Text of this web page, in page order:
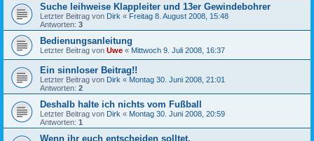
Suche leihweise Klappleiter und 13er Gewindebohrer
Letzter Beitrag von Dirk « Freitag 8. August 2008, 15:48
Antworten: 3
Bedienungsanleitung
Letzter Beitrag von Uwe « Mittwoch 9. Juli 2008, 16:37
Ein sinnloser Beitrag!!
Letzter Beitrag von Dirk « Montag 30. Juni 2008, 21:01
Antworten: 2
Deshalb halte ich nichts vom Fußball
Letzter Beitrag von Dirk « Montag 30. Juni 2008, 20:59
Antworten: 1
Wenn ihr euch entscheiden solltet,